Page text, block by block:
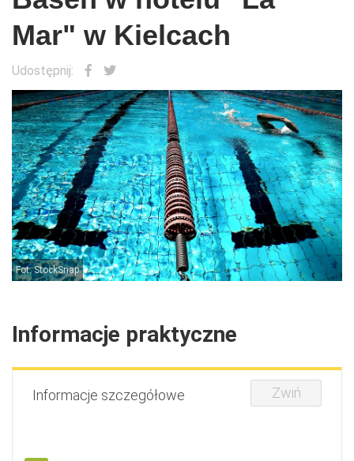
Mar" w Kielcach
Udostępnij:
Fot. StockSnap
Informacje praktyczne
Informacje szczegółowe Zwiń